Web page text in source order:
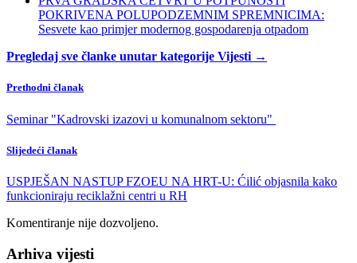
POKRIVENA POLUPODZEMNIM SPREMNICIMA:
Sesvete kao primjer modernog gospodarenja otpadom
Pregledaj sve članke unutar kategorije Vijesti →
Prethodni članak
Seminar "Kadrovski izazovi u komunalnom sektoru"
Slijedeći članak
USPJEŠAN NASTUP FZOEU NA HRT-U: Ćilić objasnila kako
funkcioniraju reciklažni centri u RH
Komentiranje nije dozvoljeno.
Arhiva vijesti